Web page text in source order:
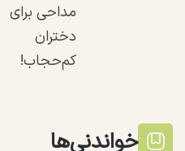
مداحی برای
دختران
کم‌حجاب!
خواندنی‌ها